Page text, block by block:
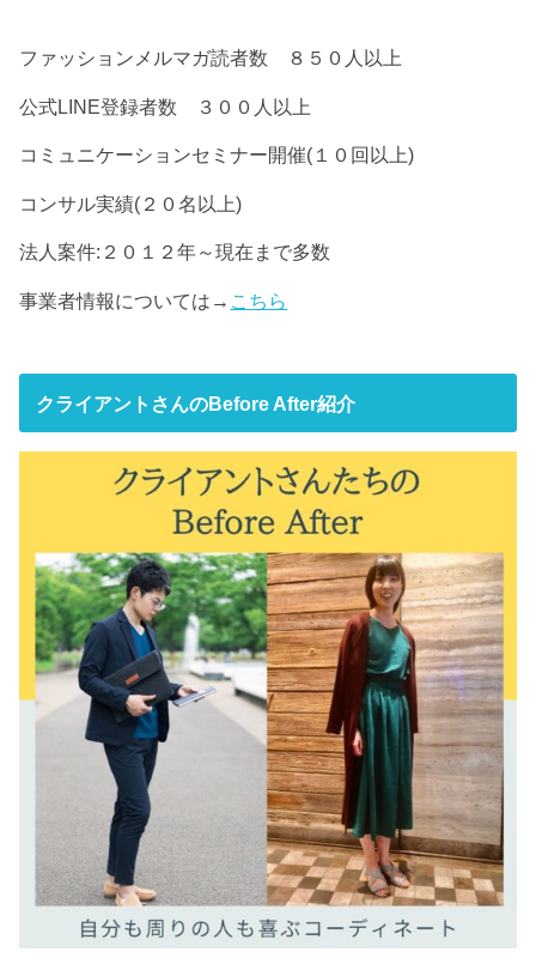
ファッションメルマガ読者数 ８５０人以上
公式LINE登録者数 ３００人以上
コミュニケーションセミナー開催(１０回以上)
コンサル実績(２０名以上)
法人案件:２０１２年～現在まで多数
事業者情報については→ こちら
クライアントさんのBefore After紹介